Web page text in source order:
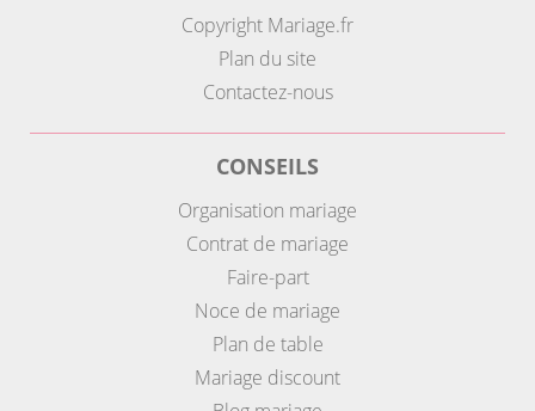
Copyright Mariage.fr
Plan du site
Contactez-nous
CONSEILS
Organisation mariage
Contrat de mariage
Faire-part
Noce de mariage
Plan de table
Mariage discount